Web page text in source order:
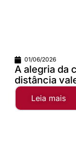
01/06/2026
A alegria da
distância
Leia mais